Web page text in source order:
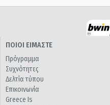
ΠΟΙΟΙ ΕΙΜΑΣΤΕ
Πρόγραμμα
Συχνότητες
Δελτία τύπου
Επικοινωνία
Greece Is